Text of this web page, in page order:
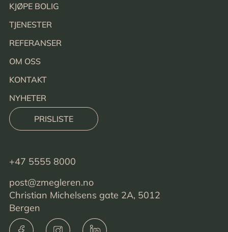
KJØPE BOLIG
TJENESTER
REFERANSER
OM OSS
KONTAKT
NYHETER
PRISLISTE
+47 5555 8000
post@zmegleren.no
Christian Michelsens gate 2A, 5012
Bergen